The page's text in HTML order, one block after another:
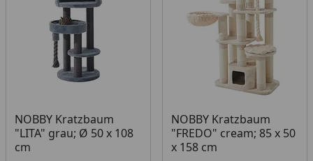
NOBBY Kratzbaum
"LITA" grau; Ø 50 x 108
cm
NOBBY Kratzbaum
"FREDO" cream; 85 x 50
x 158 cm